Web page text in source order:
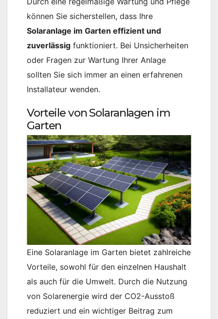
können Sie sicherstellen, dass Ihre
Solaranlage im Garten effizient und
zuverlässig funktioniert. Bei Unsicherheiten
oder Fragen zur Wartung Ihrer Anlage
sollten Sie sich immer an einen erfahrenen
Installateur wenden.
Vorteile von Solaranlagen im
Garten
Eine Solaranlage im Garten bietet zahlreiche
Vorteile, sowohl für den einzelnen Haushalt
als auch für die Umwelt. Durch die Nutzung
von Solarenergie wird der CO2-Ausstoß
reduziert und ein wichtiger Beitrag zum